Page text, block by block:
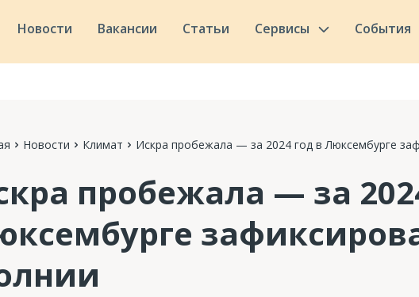
Новости Вакансии Статьи Сервисы События
Новости Климат Искра пробежала — за 2024 год в Люксембурге
пробежала — за